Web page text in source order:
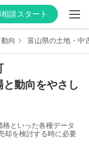
談スタート
向 富山県の土地・中
動向をやさし
といった各種データ
却を検討する時に必要